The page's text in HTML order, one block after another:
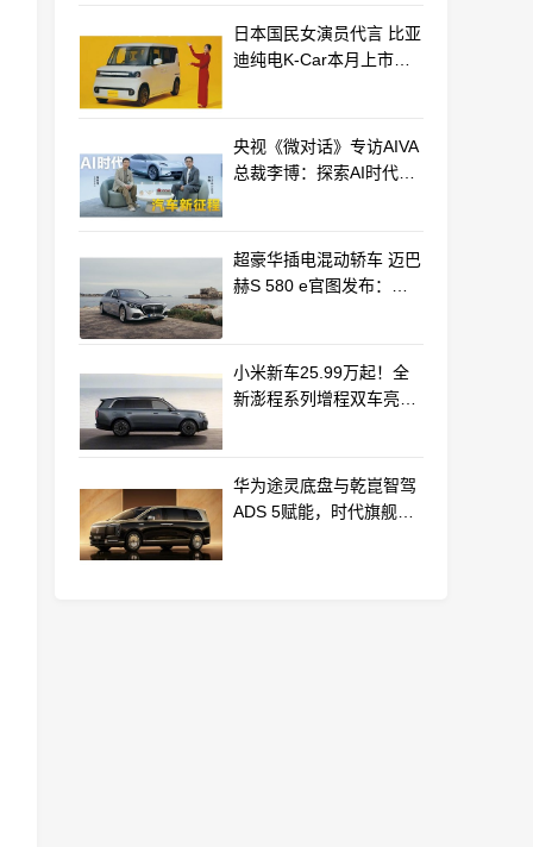
日本国民女演员代言 比亚
迪纯电K-Car本月上市：
央视《微对话》专访AIVA
总裁李博：探索AI时代汽
超豪华插电混动轿车 迈巴
赫S 580 e官图发布：老
小米新车25.99万起！全
新澎程系列增程双车亮相
华为途灵底盘与乾崑智驾
ADS 5赋能，时代旗舰